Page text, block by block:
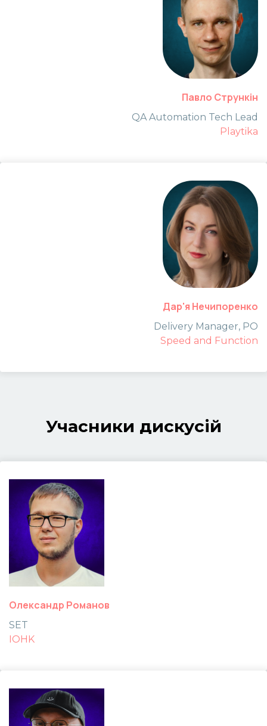
Павло Стрункін
QA Automation Tech Lead
Playtika
Дар'я Нечипоренко
Delivery Manager, PO
Speed and Function
Учасники дискусій
Олександр Романов
SET
IOHK